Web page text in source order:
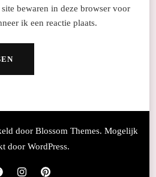
bewaren in deze browser voor
ik een reactie plaats.
door Blossom Themes. Mogelijk
door WordPress.